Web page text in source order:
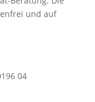
und auf
04